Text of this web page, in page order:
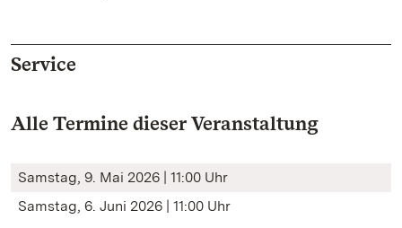
Service
Alle Termine dieser Veranstaltung
Samstag, 9. Mai 2026 | 11:00 Uhr
Samstag, 6. Juni 2026 | 11:00 Uhr